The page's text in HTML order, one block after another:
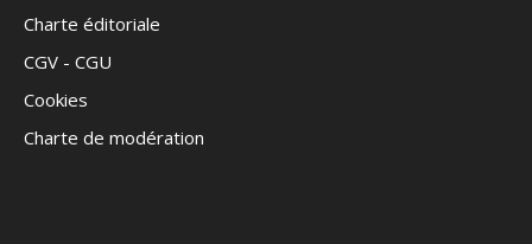
Charte éditoriale
CGV - CGU
Cookies
Charte de modération